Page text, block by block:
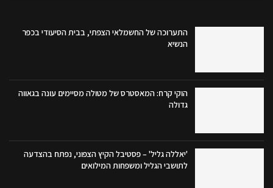
התערוכה של החשמלאי הצפתי, בבית הסיעודי בכפר
הנשיא
הוקי קרח: המאסטרס של מטולה מסיימים עונה בגאווה
גדולה
'יאללה גליל' – פסטיבל הקיץ הצפוני, נפתח בהצדעה
לתושבי הגליל ומשפחות המילואים